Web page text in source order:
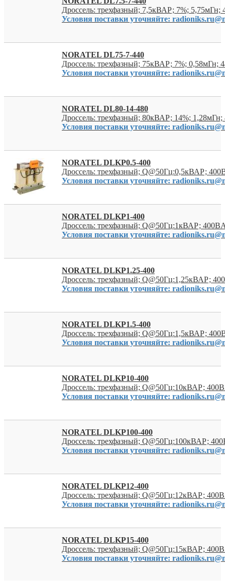
Дроссель: трехфазный; 7,5кВАР; 7%;
Условия поставки уточняйте:
NORATEL DL75-7-440
Дроссель: трехфазный; 75кВАР; 7%; 0,58мГн;
Условия поставки уточняйте:
NORATEL DL80-14-480
Дроссель: трехфазный; 80кВАР; 14%;
Условия поставки уточняйте:
NORATEL DLKP0.5-400
Дроссель: трехфазный; Q@50Гц:0,5кВАР;
Условия поставки уточняйте:
NORATEL DLKP1-400
Дроссель: трехфазный; Q@50Гц:1кВАР;
Условия поставки уточняйте:
NORATEL DLKP1.25-400
Дроссель: трехфазный; Q@50Гц:1,25кВАР;
Условия поставки уточняйте:
NORATEL DLKP1.5-400
Дроссель: трехфазный; Q@50Гц:1,5кВАР;
Условия поставки уточняйте:
NORATEL DLKP10-400
Дроссель: трехфазный; Q@50Гц:10кВАР;
Условия поставки уточняйте:
NORATEL DLKP100-400
Дроссель: трехфазный; Q@50Гц:100кВАР;
Условия поставки уточняйте:
NORATEL DLKP12-400
Дроссель: трехфазный; Q@50Гц:12кВАР;
Условия поставки уточняйте:
NORATEL DLKP15-400
Дроссель: трехфазный; Q@50Гц:15кВАР;
Условия поставки уточняйте: